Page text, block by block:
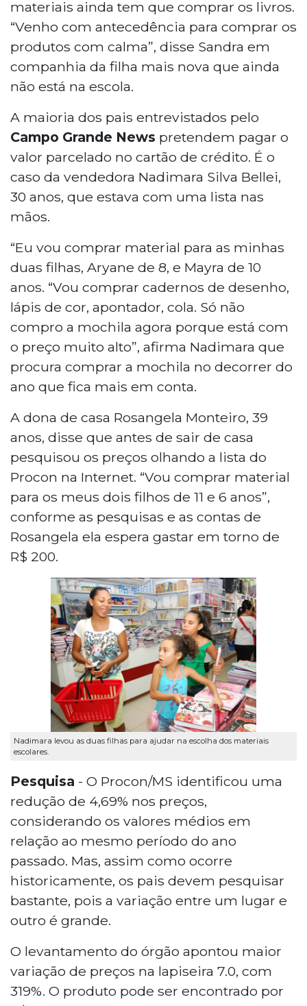
materiais ainda tem que comprar os livros.
“Venho com antecedência para comprar os
produtos com calma”, disse Sandra em
companhia da filha mais nova que ainda
não está na escola.
A maioria dos pais entrevistados pelo
Campo Grande News pretendem pagar o
valor parcelado no cartão de crédito. É o
caso da vendedora Nadimara Silva Bellei,
30 anos, que estava com uma lista nas
mãos.
“Eu vou comprar material para as minhas
duas filhas, Aryane de 8, e Mayra de 10
anos. “Vou comprar cadernos de desenho,
lápis de cor, apontador, cola. Só não
compro a mochila agora porque está com
o preço muito alto”, afirma Nadimara que
procura comprar a mochila no decorrer do
ano que fica mais em conta.
A dona de casa Rosangela Monteiro, 39
anos, disse que antes de sair de casa
pesquisou os preços olhando a lista do
Procon na Internet. “Vou comprar material
para os meus dois filhos de 11 e 6 anos”,
conforme as pesquisas e as contas de
Rosangela ela espera gastar em torno de
R$ 200.
Nadimara levou as duas filhas para ajudar na escolha dos materiais
escolares.
Pesquisa - O Procon/MS identificou uma
redução de 4,69% nos preços,
considerando os valores médios em
relação ao mesmo período do ano
passado. Mas, assim como ocorre
historicamente, os pais devem pesquisar
bastante, pois a variação entre um lugar e
outro é grande.
O levantamento do órgão apontou maior
variação de preços na lapiseira 7.0, com
319%. O produto pode ser encontrado por